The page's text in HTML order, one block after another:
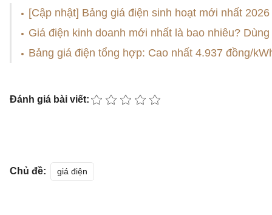
[Cập nhật] Bảng giá điện sinh hoạt mới nhất 2026
Giá điện kinh doanh mới nhất là bao nhiêu?
Bảng giá điện tổng hợp: Cao nhất 4.937 đồng/
Đánh giá bài viết:
Chủ đề: giá điện